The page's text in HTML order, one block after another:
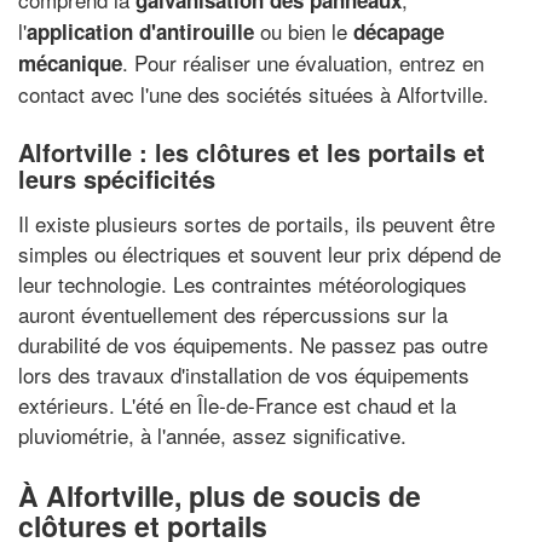
l'application d'antirouille ou bien le décapage
mécanique. Pour réaliser une évaluation, entrez en
contact avec l'une des sociétés situées à Alfortville.
Alfortville : les clôtures et les portails et
leurs spécificités
Il existe plusieurs sortes de portails, ils peuvent être
simples ou électriques et souvent leur prix dépend de
leur technologie. Les contraintes météorologiques
auront éventuellement des répercussions sur la
durabilité de vos équipements. Ne passez pas outre
lors des travaux d'installation de vos équipements
extérieurs. L'été en Île-de-France est chaud et la
pluviométrie, à l'année, assez significative.
À Alfortville, plus de soucis de
clôtures et portails